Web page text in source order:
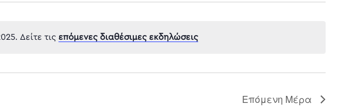
Δείτε τις επόμενες διαθέσιμες εκδηλώσεις
Επόμενη Μέρα